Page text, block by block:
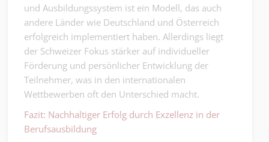
und Ausbildungssystem ist ein Modell, das auch
andere Länder wie Deutschland und Österreich
erfolgreich implementiert haben. Allerdings liegt
der Schweizer Fokus stärker auf individueller
Förderung und persönlicher Entwicklung der
Teilnehmer, was in den internationalen
Wettbewerben oft den Unterschied macht.
Fazit: Nachhaltiger Erfolg durch Exzellenz in der
Berufsausbildung